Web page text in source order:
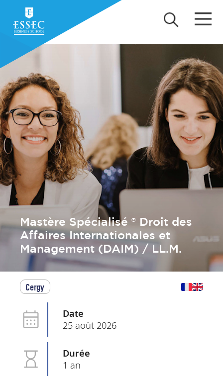
Mastère Spécialisé ® Droit des
Affaires Internationales et
Management (DAIM) / LL.M.
Cergy
Date
25 août 2026
Durée
1 an